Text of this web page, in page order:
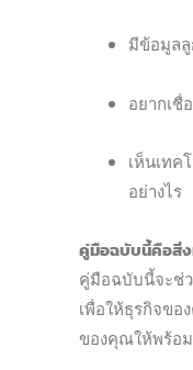
มีข้อมูลลู
อยากเชื่
เห็นเทค
อย่างไร
คู่มือฉบับนี้คือสิ่
คู่มือฉบับนี้จะช่ว
เพื่อให้ธุรกิจข
ของคุณให้พร้อ